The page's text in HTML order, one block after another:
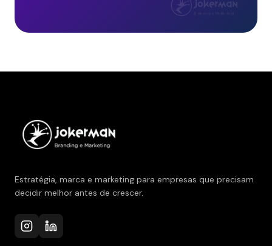
Estratégia, marca e marketing para empresas que precisam
decidir melhor antes de crescer.